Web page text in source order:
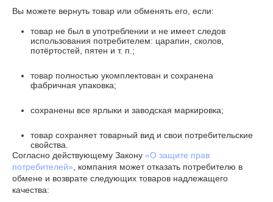
Вы можете вернуть товар или обменять его, если:
товар не был в употреблении и не имеет следов
использования потребителем: царапин, сколов,
потёртостей, пятен и т. п.;
товар полностью укомплектован и сохранена
фабричная упаковка;
сохранены все ярлыки и заводская маркировка;
товар сохраняет товарный вид и свои потребительские
свойства.
Согласно действующему Закону «О защите прав
потребителей» , компания может отказать потребителю в
обмене и возврате следующих товаров надлежащего
качества: